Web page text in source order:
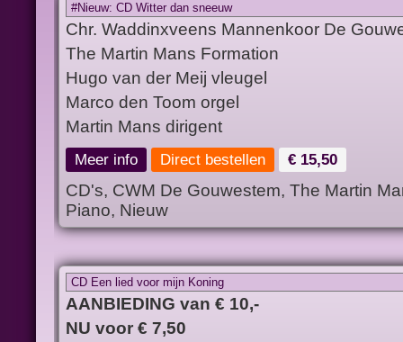
#Nieuw: CD Witter dan sneeuw
Chr. Waddinxveens Mannenkoor De
The Martin Mans Formation
Hugo van der Meij vleugel
Marco den Toom orgel
Martin Mans dirigent
Meer info Direct bestellen € 15,50
CD's, CWM De Gouwestem, The Martin
Piano, Nieuw
CD Een lied voor mijn Koning
AANBIEDING van € 10,-
NU voor € 7,50